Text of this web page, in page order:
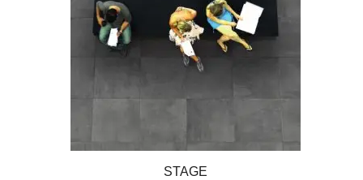
STAGE